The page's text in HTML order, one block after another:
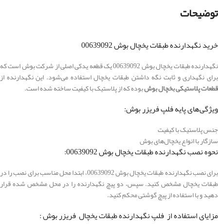
توضیحات
خرید نگهدارنده طبقات یخچال بوش 00639092
نگهدارنده طبقات یخچال بوش 00639092 یک قطعه یدکی اصلی از شرکت بوش است که
برای نگهداری و ثابت نگه داشتن طبقات یخچال استفاده می‌شود. این نگهدارنده از
قطعات پلاستیکی بخچال بوشبوده که از پلاستیک با کیفیت ساخته شده است.
ویژگی‌های پایه فلپ فریزر بوش:
جنس پلاستیک با کیفیت
سازگار با انواع یخچال‌های بوش
نحوه نصب نگهدارنده طبقات یخچال بوش 00639092:
برای نصب نگهدارنده طبقات یخچال بوش 00639092، ابتدا محل مناسب برای نصب را در
طبقات یخچال مشخص کنید. سپس، دو پیچ نگهدارنده را در محل مشخص شده قرار
دهید و با استفاده از پیچ گوشتی محکم کنید.
مزایای استفاده از فلپ نگهدارنده طبقات یخچال فریزر بوش :